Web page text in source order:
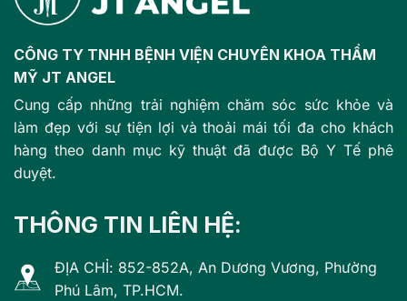
CÔNG TY TNHH BỆNH VIỆN CHUYÊN KHOA THẨM
MỸ JT ANGEL
Cung cấp những trải nghiệm chăm sóc sức khỏe và
làm đẹp với sự tiện lợi và thoải mái tối đa cho khách
hàng theo danh mục kỹ thuật đã được Bộ Y Tế phê
duyệt.
THÔNG TIN LIÊN HỆ:
ĐỊA CHỈ: 852-852A, An Dương Vương, Phường
Phú Lâm, TP.HCM.